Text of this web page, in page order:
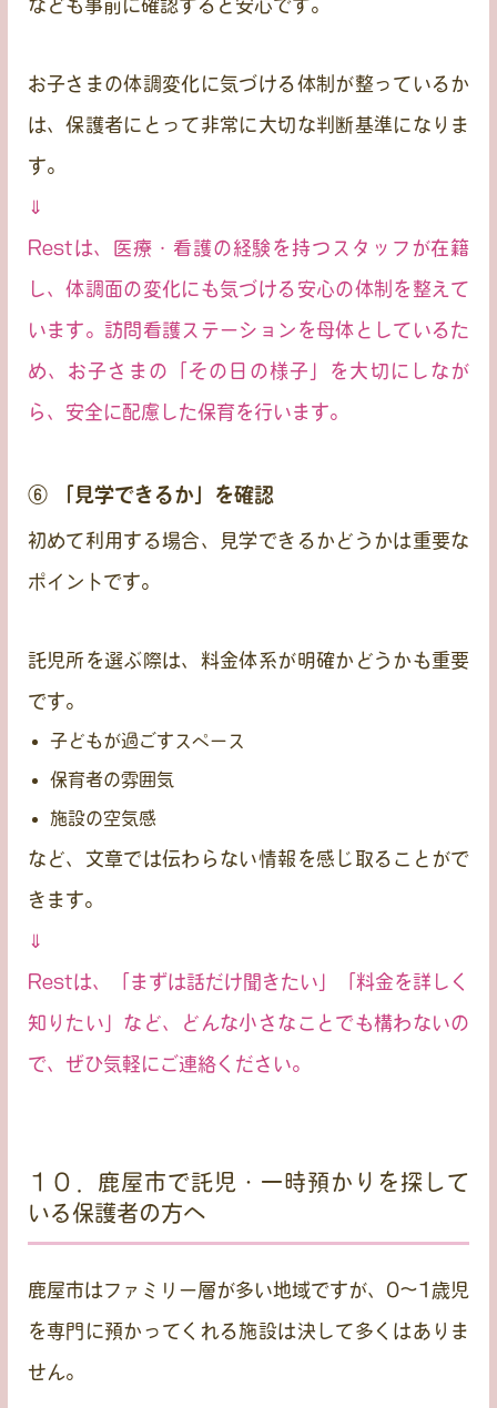
なども事前に確認すると安心です。
お子さまの体調変化に気づける体制が整っているか
は、保護者にとって非常に大切な判断基準になりま
す。
⇓
Restは、医療・看護の経験を持つスタッフが在籍
し、体調面の変化にも気づける安心の体制を整えて
います。訪問看護ステーションを母体としているた
め、お子さまの「その日の様子」を大切にしなが
ら、安全に配慮した保育を行います。
⑥ 「見学できるか」を確認
初めて利用する場合、 見学できるかどうかは重要な
ポイントです。
託児所を選ぶ際は、料金体系が明確かどうかも重要
です。
子どもが過ごすスペース
保育者の雰囲気
施設の空気感
など、文章では伝わらない情報を感じ取ることがで
きます。
⇓
Restは、「まずは話だけ聞きたい」「料金を詳しく
知りたい」など、どんな小さなことでも構わないの
で、ぜひ気軽にご連絡ください。
１０．鹿屋市で託児・一時預かりを探して
いる保護者の方へ
鹿屋市はファミリー層が多い地域ですが、0〜1歳児
を専門に預かってくれる施設は決して多くはありま
せん。